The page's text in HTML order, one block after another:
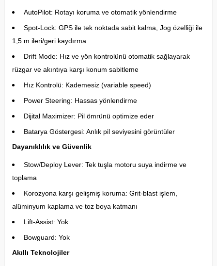
AutoPilot: Rotayı koruma ve otomatik yönlendirme
Spot-Lock: GPS ile tek noktada sabit kalma, Jog özelliği ile
1,5 m ileri/geri kaydırma
Drift Mode: Hız ve yön kontrolünü otomatik sağlayarak
rüzgar ve akıntıya karşı konum sabitleme
Hız Kontrolü: Kademesiz (variable speed)
Power Steering: Hassas yönlendirme
Dijital Maximizer: Pil ömrünü optimize eder
Batarya Göstergesi: Anlık pil seviyesini görüntüler
Dayanıklılık ve Güvenlik
Stow/Deploy Lever: Tek tuşla motoru suya indirme ve
toplama
Korozyona karşı gelişmiş koruma: Grit-blast işlem,
alüminyum kaplama ve toz boya katmanı
Lift-Assist: Yok
Bowguard: Yok
Akıllı Teknolojiler